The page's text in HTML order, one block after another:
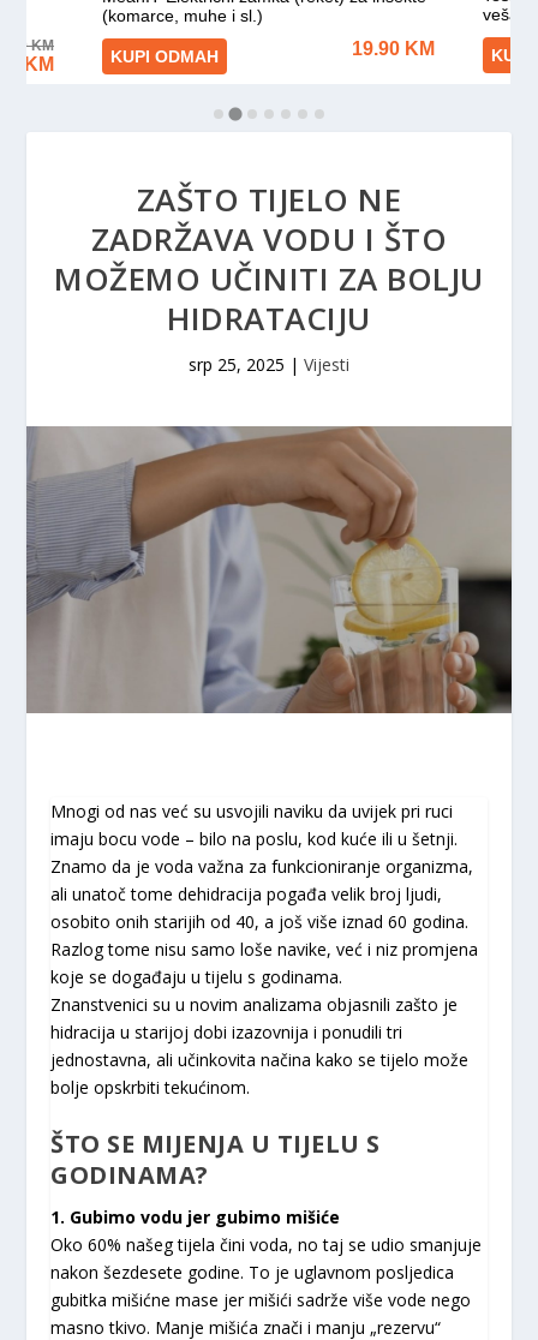
ZAŠTO TIJELO NE
ZADRŽAVA VODU I ŠTO
MOŽEMO UČINITI ZA BOLJU
HIDRATACIJU
srp 25, 2025 | Vijesti
Mnogi od nas već su usvojili naviku da uvijek pri ruci
imaju bocu vode – bilo na poslu, kod kuće ili u šetnji.
Znamo da je voda važna za funkcioniranje organizma,
ali unatoč tome dehidracija pogađa velik broj ljudi,
osobito onih starijih od 40, a još više iznad 60 godina.
Razlog tome nisu samo loše navike, već i niz promjena
koje se događaju u tijelu s godinama.
Znanstvenici su u novim analizama objasnili zašto je
hidracija u starijoj dobi izazovnija i ponudili tri
jednostavna, ali učinkovita načina kako se tijelo može
bolje opskrbiti tekućinom.
ŠTO SE MIJENJA U TIJELU S
GODINAMA?
1. Gubimo vodu jer gubimo mišiće
Oko 60% našeg tijela čini voda, no taj se udio smanjuje
nakon šezdesete godine. To je uglavnom posljedica
gubitka mišićne mase jer mišići sadrže više vode nego
masno tkivo. Manje mišića znači i manju „rezervu“